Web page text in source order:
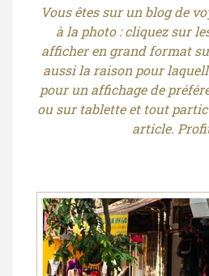
Vous êtes sur un blog de
à la photo : cliquez sur
afficher en grand format
aussi la raison pour
pour un affichage de
ou sur tablette et tout
article.